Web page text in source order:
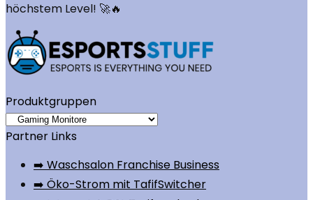
höchstem Level! 🚀🔥
Produktgruppen
Partner Links
➡️ Waschsalon Franchise Business
➡️ Öko-Strom mit TafifSwitcher